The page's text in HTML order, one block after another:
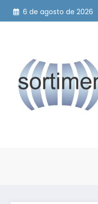
Pular
para
6 de agosto de 2026